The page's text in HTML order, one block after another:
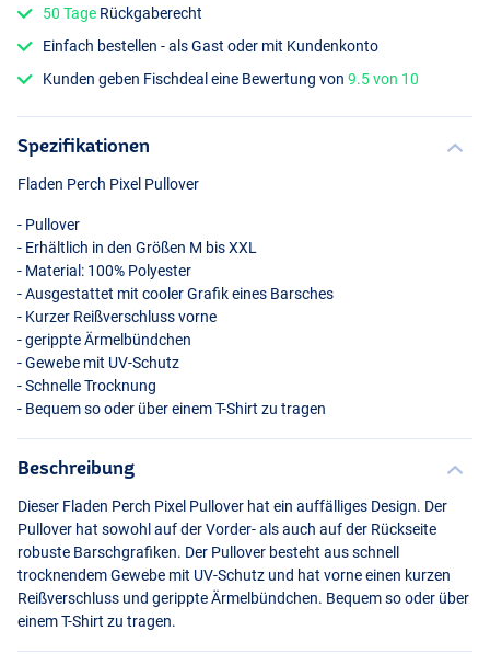
50 Tage Rückgaberecht
Einfach bestellen - als Gast oder mit Kundenkonto
Kunden geben Fischdeal eine Bewertung von9.5 von 10
Spezifikationen
Fladen Perch Pixel Pullover
- Pullover
- Erhältlich in den Größen M bisXXL
- Material: 100% Polyester
- Ausgestattet mit cooler Grafik eines Barsches
- Kurzer Reißverschluss vorne
- gerippte Ärmelbündchen
- Gewebe mit UV-Schutz
- Schnelle Trocknung
- Bequem so oder über einem T-Shirt zu tragen
Beschreibung
Dieser Fladen Perch Pixel Pullover hat ein auffälliges Design. Der
Pullover hat sowohl auf der Vorder- als auch auf der Rückseite
robuste Barschgrafiken. Der Pullover besteht aus schnell
trocknendem Gewebe mit UV-Schutz und hat vorne einen kurzen
Reißverschluss und gerippte Ärmelbündchen. Bequem so oder über
einem T-Shirt zu tragen.